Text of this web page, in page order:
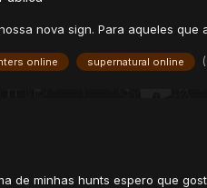
nova sign. Para aqueles
online supernatural online
de minhas hunts espero que